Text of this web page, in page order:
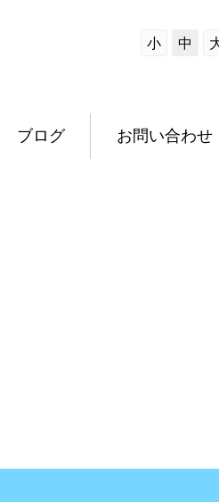
小 中
ブログ お問い合わせ